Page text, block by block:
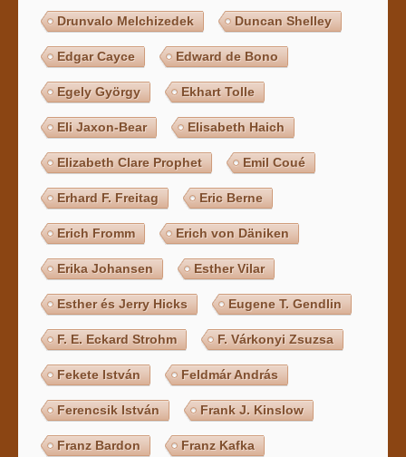
Drunvalo Melchizedek Duncan Shelley
Edgar Cayce Edward de Bono
Egely György Ekhart Tolle
Eli Jaxon-Bear Elisabeth Haich
Elizabeth Clare Prophet Emil Coué
Erhard F. Freitag Eric Berne
Erich Fromm Erich von Däniken
Erika Johansen Esther Vilar
Esther és Jerry Hicks Eugene T. Gendlin
F. E. Eckard Strohm F. Várkonyi Zsuzsa
Fekete István Feldmár András
Ferencsik István Frank J. Kinslow
Franz Bardon Franz Kafka